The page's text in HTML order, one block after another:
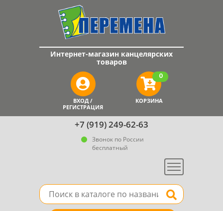
+7 (919) 249-62-63
Звонок по России
бесплатный
Меню
Интернет-магазин канцелярских
товаров
ВХОД /
РЕГИСТРАЦИЯ
КОРЗИНА
0
Поле для поиска товара в каталоге Найти